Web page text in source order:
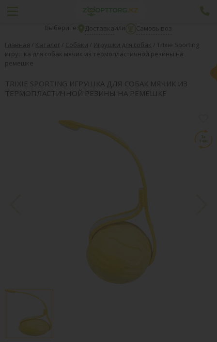
Выберите: Доставкаили
Самовывоз
Главная / Каталог / Собаки / Игрушки для собак / Trixie Sporting
игрушка для собак мячик из термопластичной резины на
ремешке
TRIXIE SPORTING ИГРУШКА ДЛЯ СОБАК МЯЧИК ИЗ
ТЕРМОПЛАСТИЧНОЙ РЕЗИНЫ НА РЕМЕШКЕ